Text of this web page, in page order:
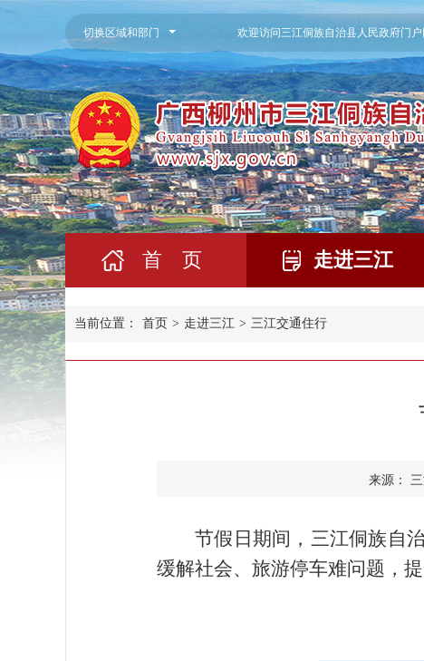
切换区域和部门 欢迎访问三江侗族自治县人民政府门
首 页 走进三江
当前位置： 首页 > 走进三江 > 三江交通住行
来源：
节假日期间，三江侗族自
缓解社会、旅游停车难问题，